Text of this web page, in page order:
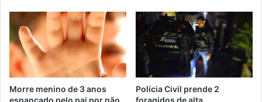
Morre menino de 3 anos
espancado pelo pai por não
Polícia Civil prende 2
foragidos de alta